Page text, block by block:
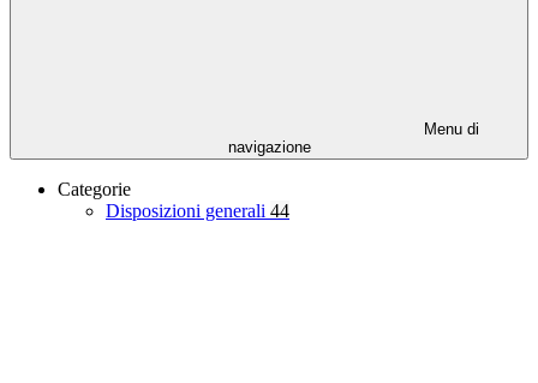
Menu di
navigazione
Categorie
Disposizioni generali 44